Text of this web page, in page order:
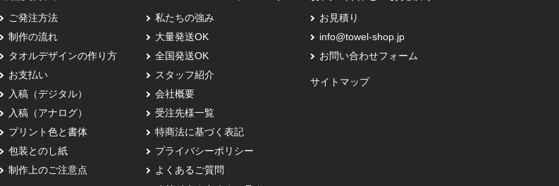
ご発注方法
制作の流れ
タオルデザインの作り方
お支払い
入稿（デジタル）
入稿（アナログ）
プリント色と書体
包装とのし紙
制作上のご注意点
私たちの強み
大量発送OK
全国発送OK
スタッフ紹介
会社概要
受注先様一覧
特商法に基づく表記
プライバシーポリシー
よくあるご質問
お見積り
info@towel-shop.jp
お問い合わせフォーム
サイトマップ